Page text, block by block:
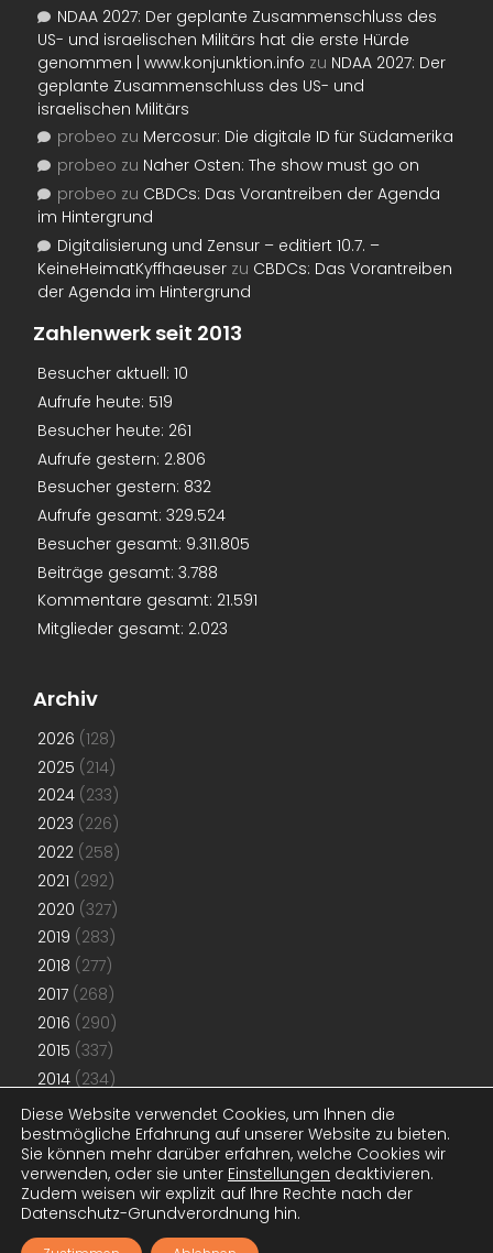
NDAA 2027: Der geplante Zusammenschluss des
US- und israelischen Militärs hat die erste Hürde
genommen | www.konjunktion.info zu NDAA 2027: Der
geplante Zusammenschluss des US- und
israelischen Militärs
probeo zu Mercosur: Die digitale ID für Südamerika
probeo zu Naher Osten: The show must go on
probeo zu CBDCs: Das Vorantreiben der Agenda
im Hintergrund
Digitalisierung und Zensur – editiert 10.7. –
KeineHeimatKyffhaeuser zu CBDCs: Das Vorantreiben
der Agenda im Hintergrund
Zahlenwerk seit 2013
Besucher aktuell: 10
Aufrufe heute: 519
Besucher heute: 261
Aufrufe gestern: 2.806
Besucher gestern: 832
Aufrufe gesamt: 329.524
Besucher gesamt: 9.311.805
Beiträge gesamt: 3.788
Kommentare gesamt: 21.591
Mitglieder gesamt: 2.023
Archiv
2026 (128)
2025 (214)
2024 (233)
2023 (226)
2022 (258)
2021 (292)
2020 (327)
2019 (283)
2018 (277)
2017 (268)
2016 (290)
2015 (337)
2014 (234)
2013(192)
2012(181)
2011(48)
© 2011-2026www.konjunktion.info. Alle Artikel stehen unter der
BY-NC-SA-Lizenz. Designanpassungen
Diese Website verwendet Cookies, um Ihnen die
bestmögliche Erfahrung auf unserer Website zu bieten.
Sie können mehr darüber erfahren, welche Cookies wir
verwenden, oder sie unter Einstellungen deaktivieren.
Zudem weisen wir explizit auf Ihre Rechte nach der
Datenschutz-Grundverordnung hin.